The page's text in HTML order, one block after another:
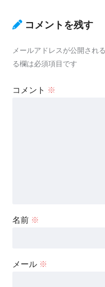
コメントを残す
メールアドレスが公開され
る欄は必須項目です
コメント ※
名前 ※
メール ※